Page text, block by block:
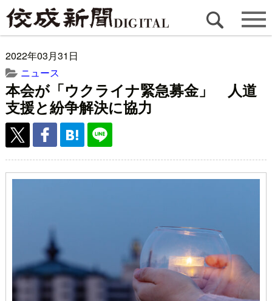
2022年03月31日
ニュース
本会が「ウクライナ緊急募金」 人道
支援と紛争解決に協力